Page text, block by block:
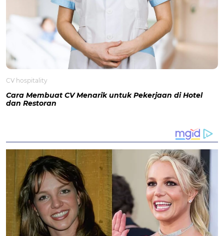
CV hospitality
Cara Membuat CV Menarik untuk Pekerjaan di Hotel
dan Restoran